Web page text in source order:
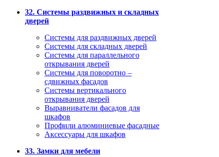
32. Системы раздвижных и складных
дверей
Системы для раздвижных дверей
Системы для складных дверей
Системы для параллельного
открывания дверей
Системы для поворотно –
сдвижных фасадов
Системы вертикального
открывания дверей
Выравниватели фасадов для
шкафов
Профили алюминиевые фасадные
Аксессуары для шкафов
33. Замки для мебели